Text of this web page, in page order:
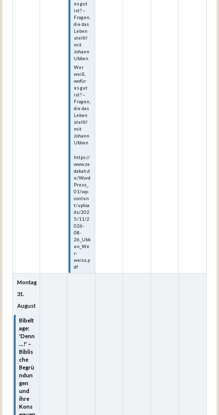
es gut
ist? –
Fragen,
die das
Leben
stellt!
mit
Johann
Ubben
Wer
weiß,
wofür
es gut
ist? –
Fragen,
die das
Leben
stellt!
mit
Johann
Ubben
https://
www.ze
dakah.d
e/Word
Press_
01/wp-
conten
t/uploa
ds/202
5/11/2
026-
08-
26_Ubb
en_We
r-
weiss.p
df
Montag
31.
August
Bibelt
age:
'Denn
...!' –
Biblis
che
Begrü
ndun
gen
und
ihre
Kons